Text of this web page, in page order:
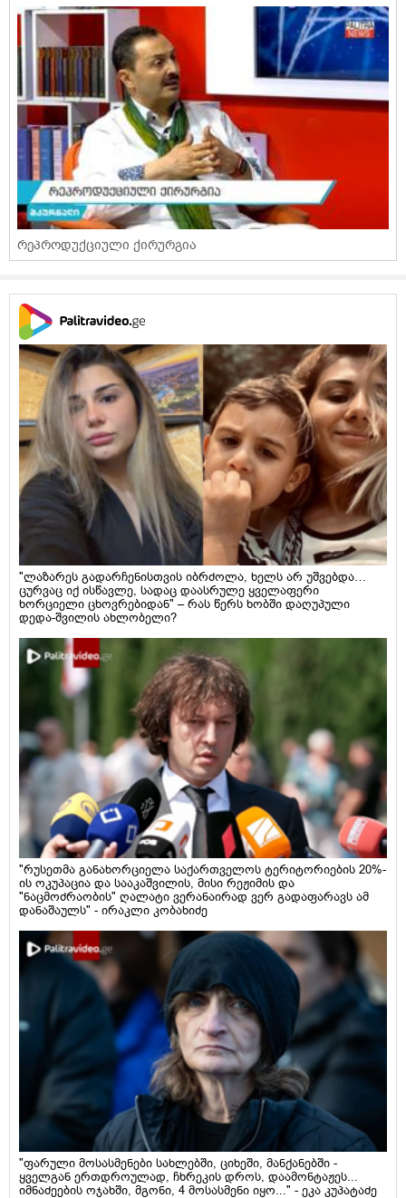
რეპროდუქციული ქირურგია
"ლაზარეს გადარჩენისთვის იბრძოლა, ხელს არ უშვებდა…
ცურვაც იქ ისწავლე, სადაც დაასრულე ყველაფერი
ხორციელი ცხოვრებიდან" – რას წერს ხობში დაღუპული
დედა-შვილის ახლობელი?
"რუსეთმა განახორციელა საქართველოს ტერიტორიების 20%-
ის ოკუპაცია და სააკაშვილის, მისი რეჟიმის და
"ნაცმოძრაობის" ღალატი ვერანაირად ვერ გადაფარავს ამ
დანაშაულს" - ირაკლი კობახიძე
"ფარული მოსასმენები სახლებში, ციხეში, მანქანებში -
ყველგან ერთდროულად, ჩხრეკის დროს, დაამონტაჟეს...
იმნაძეების ოჯახში, მგონი, 4 მოსასმენი იყო..." - ეკა კუპატაძე